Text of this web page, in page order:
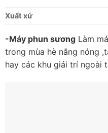
Xuất xứ
-Máy phun sương Làm
trong mùa hè nắng nóng
hay các khu giải trí ngoài